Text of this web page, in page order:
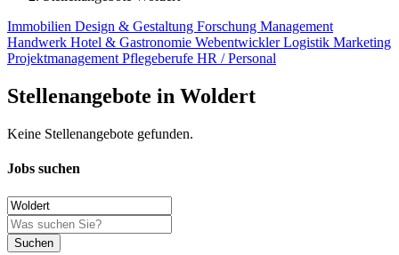
Immobilien Design & Gestaltung Forschung Management
Handwerk Hotel & Gastronomie WebentwicklerLogistik Marketing
Projektmanagement Pflegeberufe HR / Personal
Stellenangebote in Woldert
Keine Stellenangebote gefunden.
Jobs suchen
Suchen